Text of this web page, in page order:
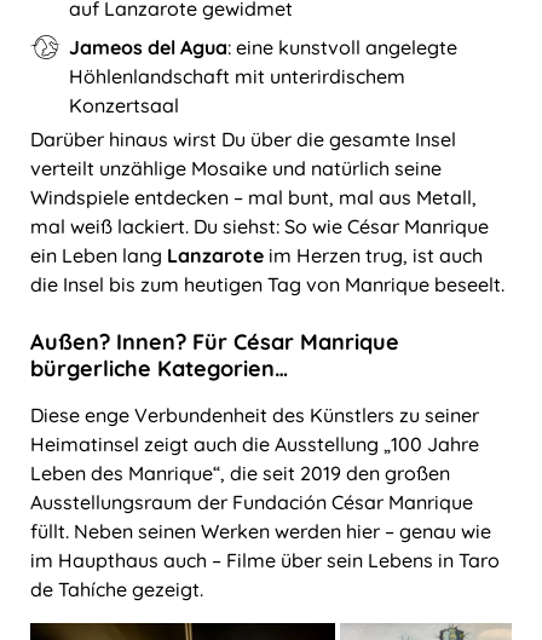
auf Lanzarote gewidmet
Jameos del Agua: eine kunstvoll angelegte
Höhlenlandschaft mit unterirdischem
Konzertsaal
Darüber hinaus wirst Du über die gesamte Insel
verteilt unzählige Mosaike und natürlich seine
Windspiele entdecken – mal bunt, mal aus Metall,
mal weiß lackiert. Du siehst: So wie César Manrique
ein Leben lang Lanzarote im Herzen trug, ist auch
die Insel bis zum heutigen Tag von Manrique beseelt.
Außen? Innen? Für César Manrique
bürgerliche Kategorien…
Diese enge Verbundenheit des Künstlers zu seiner
Heimatinsel zeigt auch die Ausstellung „100 Jahre
Leben des Manrique“, die seit 2019 den großen
Ausstellungsraum der Fundación César Manrique
füllt. Neben seinen Werken werden hier – genau wie
im Haupthaus auch – Filme über sein Lebens in Taro
de Tahíche gezeigt.